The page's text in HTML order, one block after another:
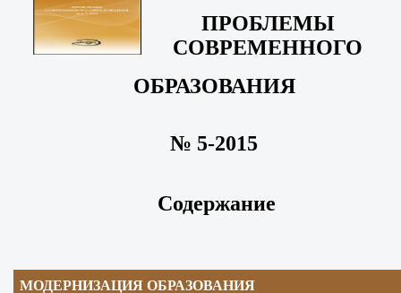
ПРОБЛЕМЫ
СОВРЕМЕННОГО
ОБРАЗОВАНИЯ
№ 5-2015
Содержание
МОДЕРНИЗАЦИЯ ОБРАЗОВАНИЯ